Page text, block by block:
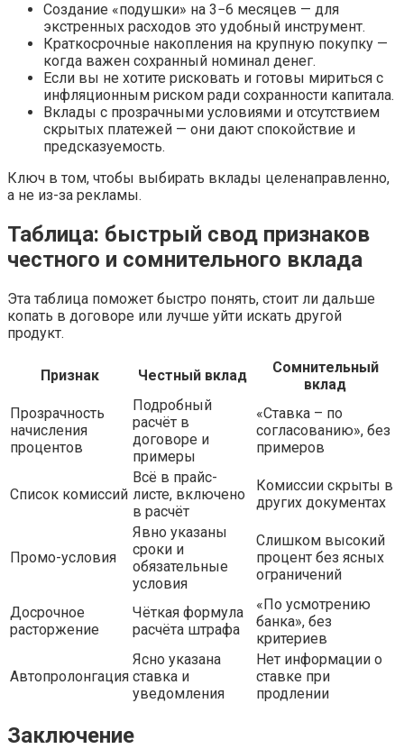
Создание «подушки» на 3−6 месяцев — для
экстренных расходов это удобный инструмент.
Краткосрочные накопления на крупную покупку —
когда важен сохранный номинал денег.
Если вы не хотите рисковать и готовы мириться с
инфляционным риском ради сохранности капитала.
Вклады с прозрачными условиями и отсутствием
скрытых платежей — они дают спокойствие и
предсказуемость.
Ключ в том, чтобы выбирать вклады целенаправленно,
а не из-за рекламы.
Таблица: быстрый свод признаков
честного и сомнительного вклада
Эта таблица поможет быстро понять, стоит ли дальше
копать в договоре или лучше уйти искать другой
продукт.
Признак Честный вклад
Сомнительный
вклад
Прозрачность
начисления
процентов
Подробный
расчёт в
договоре и
примеры
«Ставка – по
согласованию», без
примеров
Список комиссий
Всё в прайс-
листе, включено
в расчёт
Комиссии скрыты в
других документах
Промо-условия
Явно указаны
сроки и
обязательные
условия
Слишком высокий
процент без ясных
ограничений
Досрочное
расторжение
Чёткая формула
расчёта штрафа
«По усмотрению
банка», без
критериев
Автопролонгация
Ясно указана
ставка и
уведомления
Нет информации о
ставке при
продлении
Заключение